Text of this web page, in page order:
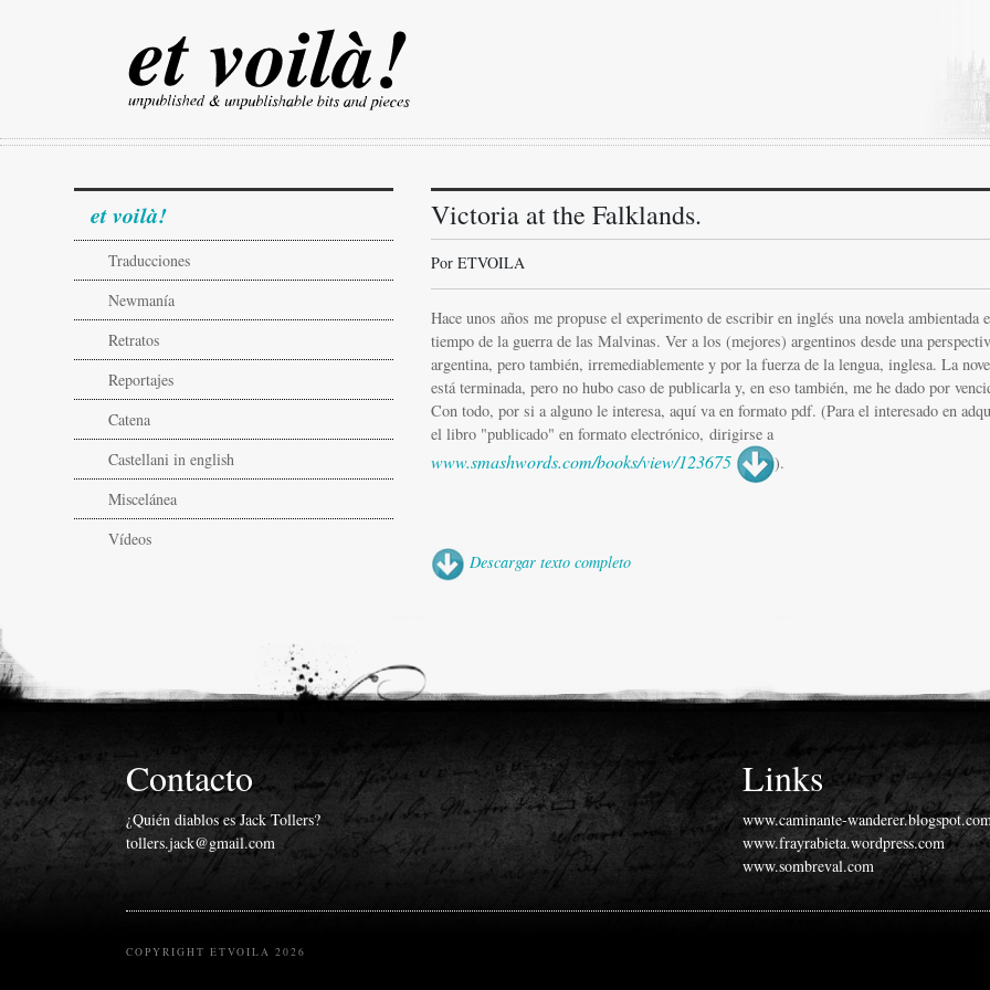
et voilà!
Traducciones
Newmanía
Retratos
Reportajes
Catena
Castellani in english
Miscelánea
Vídeos
Victoria at the Falklands.
Por ETVOILA
Hace unos años me propuse el experimento de escribir en inglés una novela ambientada
tiempo de la guerra de las Malvinas. Ver a los (mejores) argentinos desde una
argentina, pero también, irremediablemente y por la fuerza de la lengua, inglesa. La
está terminada, pero no hubo caso de publicarla y, en eso también, me he dado por
Con todo, por si a alguno le interesa, aquí va en formato pdf. (Para el interesado en
el libro "publicado" en formato electrónico, dirigirse a
www.smashwords.com/books/view/123675 ).
Descargar texto completo
Contacto
¿Quién diablos es Jack Tollers?
tollers.jack@gmail.com
Links
www.caminante-
www.frayrabieta.wordpress.com
www.sombreval.com
COPYRIGHT ETVOILA 2026